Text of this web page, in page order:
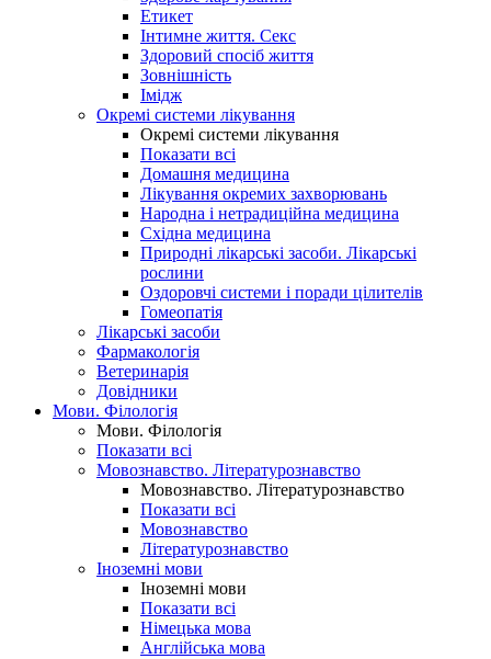
Етикет
Інтимне життя. Секс
Здоровий спосіб життя
Зовнішність
Імідж
Окремі системи лікування
Окремі системи лікування
Показати всі
Домашня медицина
Лікування окремих захворювань
Народна і нетрадиційна медицина
Східна медицина
Природні лікарські засоби. Лікарські
рослини
Оздоровчі системи і поради цілителів
Гомеопатія
Лікарські засоби
Фармакологія
Ветеринарія
Довідники
Мови. Філологія
Мови. Філологія
Показати всі
Мовознавство. Літературознавство
Мовознавство. Літературознавство
Показати всі
Мовознавство
Літературознавство
Іноземні мови
Іноземні мови
Показати всі
Німецька мова
Англійська мова